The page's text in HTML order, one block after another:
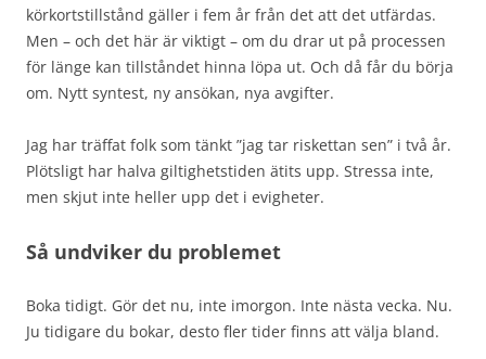
körkortstillstånd gäller i fem år från det att det utfärdas.
Men – och det här är viktigt – om du drar ut på processen
för länge kan tillståndet hinna löpa ut. Och då får du börja
om. Nytt syntest, ny ansökan, nya avgifter.
Jag har träffat folk som tänkt ”jag tar riskettan sen” i två år.
Plötsligt har halva giltighetstiden ätits upp. Stressa inte,
men skjut inte heller upp det i evigheter.
Så undviker du problemet
Boka tidigt. Gör det nu, inte imorgon. Inte nästa vecka. Nu.
Ju tidigare du bokar, desto fler tider finns att välja bland.